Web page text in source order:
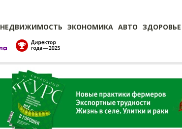
НЕДВИЖИМОСТЬ ЭКОНОМИКА АВТО ЗДОРОВЬЕ